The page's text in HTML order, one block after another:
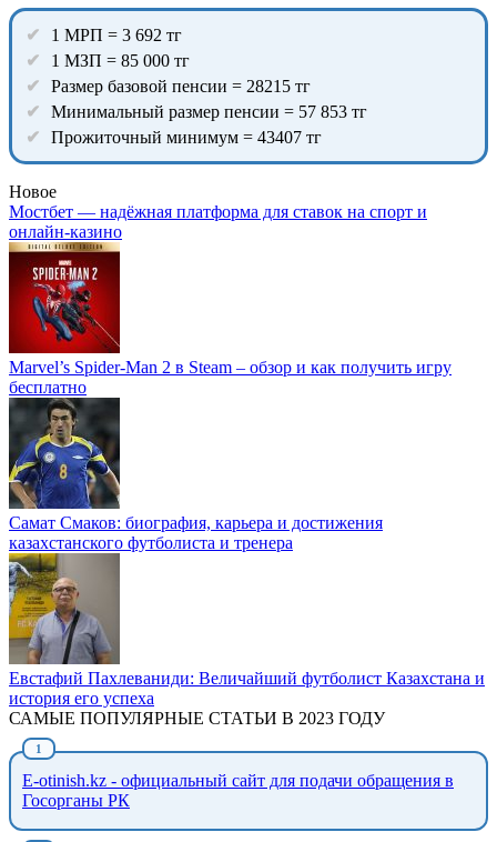
1 МРП = 3 692 тг
1 МЗП = 85 000 тг
Размер базовой пенсии = 28215 тг
Минимальный размер пенсии = 57 853 тг
Прожиточный минимум = 43407 тг
Новое
Мостбет — надёжная платформа для ставок на спорт и
онлайн-казино
Marvel’s Spider-Man 2 в Steam – обзор и как получить игру
бесплатно
Самат Смаков: биография, карьера и достижения
казахстанского футболиста и тренера
Евстафий Пахлеваниди: Величайший футболист Казахстана и
история его успеха
САМЫЕ ПОПУЛЯРНЫЕ СТАТЬИ В 2023 ГОДУ
E-otinish.kz - официальный сайт для подачи обращения в
Госорганы РК